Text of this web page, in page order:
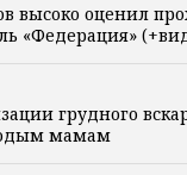
высоко оценил
«Федерация»
грудного
мамам